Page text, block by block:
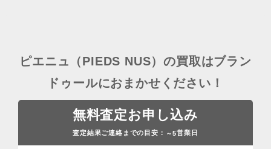
ピエニュ（PIEDS NUS）の買取はブラン
ドゥールにおまかせください！
無料査定お申し込み
査定結果ご連絡までの目安： ～5営業日